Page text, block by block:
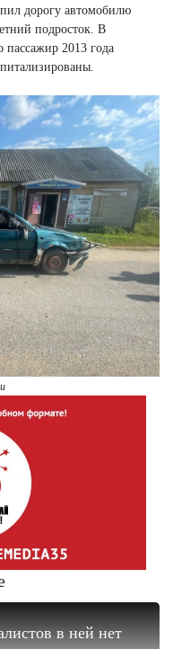
дорогу автомобилю
подросток. В
пассажир 2013 года
в ней нет